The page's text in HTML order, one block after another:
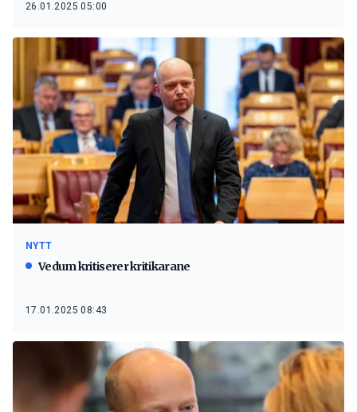
26.01.2025 05:00
NYTT
Vedum kritiserer kritikarane
17.01.2025 08:43